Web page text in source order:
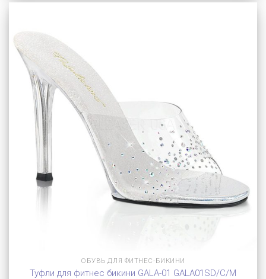
ОБУВЬ ДЛЯ ФИТНЕС-БИКИНИ
Туфли для фитнес бикини GALA-01 GALA01SD/C/M